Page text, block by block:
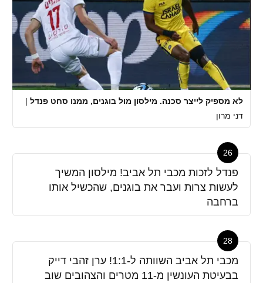
לא מספיק לייצר סכנה. מילסון מול בוגנים, ממנו סחט פנדל |
דני מרון
26
פנדל לזכות מכבי תל אביב! מילסון המשיך
לעשות צרות ועבר את בוגנים, שהכשיל אותו
ברחבה
28
מכבי תל אביב השוותה ל-1:1! ערן זהבי דייק
בבעיטת העונשין מ-11 מטרים והצהובים שוב